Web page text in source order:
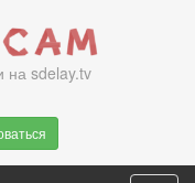
на sdelay.tv